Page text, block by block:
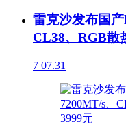
雷克沙发布国产
CL38、RGB散
7 07.31